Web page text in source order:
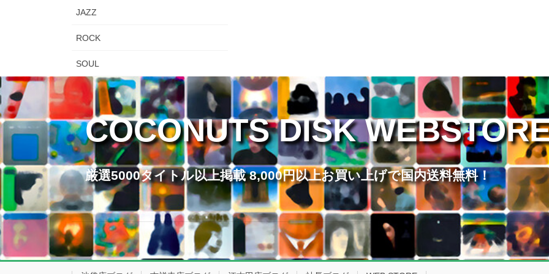
JAZZ
ROCK
SOUL
COCONUTS DISK
厳選5000タイトル以上掲載 8,000円以上お買い上げで国内送料無料！